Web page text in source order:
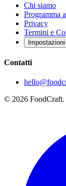
Chi siamo
Programma
Privacy
Termini e
Contatti
© 2026 FoodCraft.